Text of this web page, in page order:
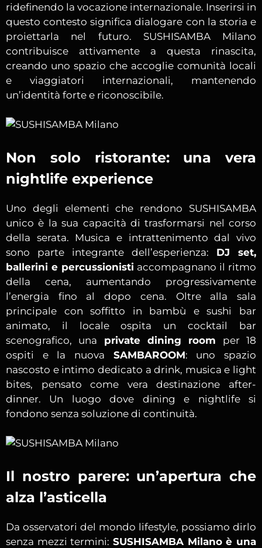
ridefinendo la vocazione internazionale. Inserirsi in
questo contesto significa dialogare con la storia e
proiettarla nel futuro. SUSHISAMBA Milano
contribuisce attivamente a questa rinascita,
creando uno spazio che accoglie comunità locali
e viaggiatori internazionali, mantenendo
un’identità forte e riconoscibile.
Non solo ristorante: una vera
nightlife experience
Uno degli elementi che rendono SUSHISAMBA
unico è la sua capacità di trasformarsi nel corso
della serata. Musica e intrattenimento dal vivo
sono parte integrante dell’esperienza: DJ set,
ballerini e percussionisti accompagnano il ritmo
della cena, aumentando progressivamente
l’energia fino al dopo cena. Oltre alla sala
principale con soffitto in bambù e sushi bar
animato, il locale ospita un cocktail bar
scenografico, una private dining room per 18
ospiti e la nuova SAMBAROOM: uno spazio
nascosto e intimo dedicato a drink, musica e light
bites, pensato come vera destinazione after-
dinner. Un luogo dove dining e nightlife si
fondono senza soluzione di continuità.
Il nostro parere: un’apertura che
alza l’asticella
Da osservatori del mondo lifestyle, possiamo dirlo
senza mezzi termini: SUSHISAMBA Milano è una